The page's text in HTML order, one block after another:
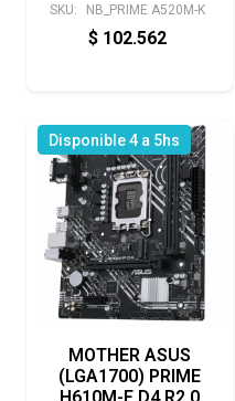
SKU: NB_PRIME A520M-K
$ 102.562
Disponible 4 a 5hs
MOTHER ASUS
(LGA1700) PRIME